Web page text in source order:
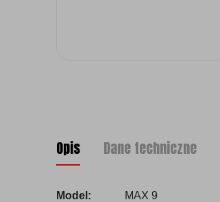
Opis Dane techniczne
Model:
MAX 9